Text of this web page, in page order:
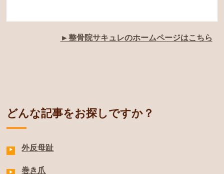
►整骨院サキュレのホームページはこちら
どんな記事をお探しですか？
外反母趾
巻き爪